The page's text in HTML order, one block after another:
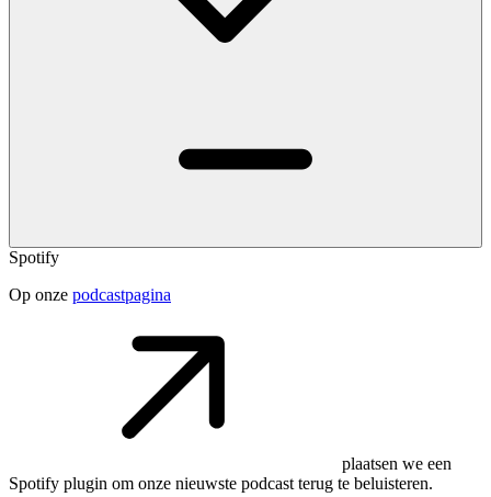
Spotify
Op onze podcastpagina
plaatsen we een
Spotify plugin om onze nieuwste podcast terug te beluisteren.